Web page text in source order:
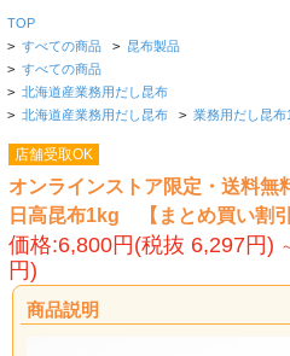
TOP
> すべての商品 > 昆布製品
> すべての商品
> 北海道産業務用だし昆布
> 北海道産業務用だし昆布 > 業務用だし昆布
店舗受取OK
オンラインストア限定・送料
日高昆布1kg 【まとめ買い割引
価格:6,800円(税抜 6,297円)
円)
商品説明